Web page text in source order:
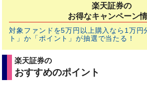
楽天証券の
お得なキャンペーン
対象ファンドを5万円以上購入なら1万円
ト」か「ポイント」が抽選で当たる！
楽天証券の
おすすめのポイント